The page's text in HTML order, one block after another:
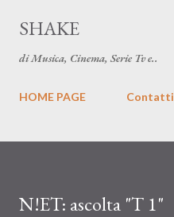
SHAKE
di Musica, Cinema, Serie Tv e..
HOME PAGE Contatti
N!ET: ascolta "T 1"